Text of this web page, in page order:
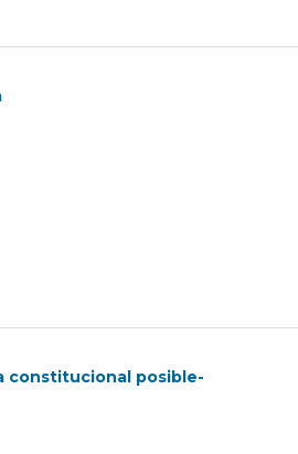
constitucional posible-